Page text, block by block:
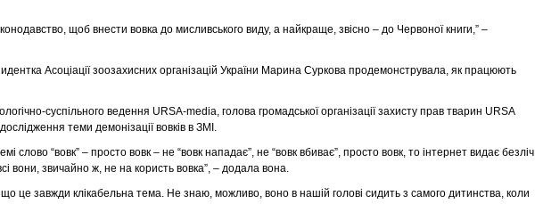
щоб внести вовка до мисливського виду, а найкраще, звісно – до Червоної книги,” –
Асоціації зоозахисних організацій України Марина Суркова продемонструвала, як працюють
суспільного ведення URSA-media, голова громадської організації захисту прав тварин URSA
теми демонізації вовків в ЗМІ.
слово “вовк” – просто вовк – не “вовк нападає”, не “вовк вбиває”, просто вовк, то інтернет видає безліч
всі вони, звичайно ж, не на користь вовка”, – додала вона.
це завжди клікабельна тема. Не знаю, можливо, воно в нашій голові сидить з самого дитинства, коли